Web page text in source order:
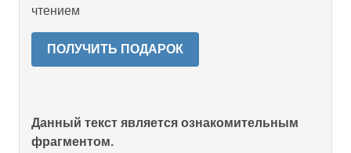
чтением
ПОЛУЧИТЬ ПОДАРОК
Данный текст является ознакомительным
фрагментом.